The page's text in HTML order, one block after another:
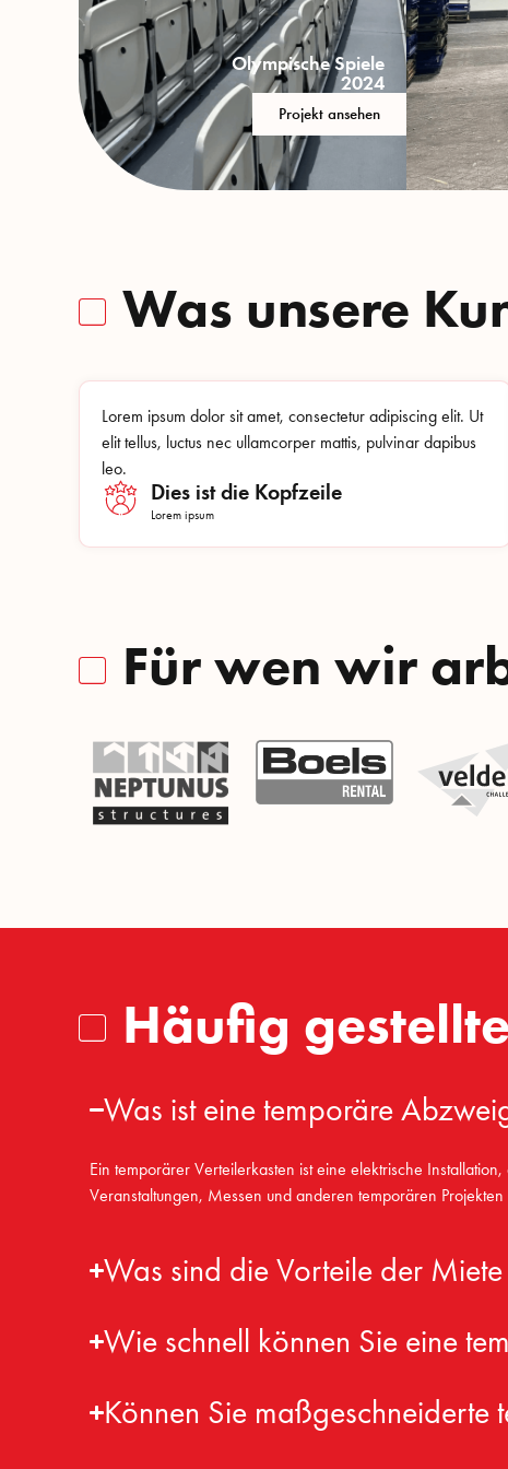
Olympische Spiele
2024
Projekt ansehen
Was unsere
Lorem ipsum dolor sit amet, consectetur adipiscing elit. Ut
elit tellus, luctus nec ullamcorper mattis, pulvinar dapibus
leo.
Dies ist die Kopfzeile
Lorem ipsum
Für wen wir
Häufig
Was ist eine temporäre
Ein temporärer Verteilerkasten ist eine elektrische
Veranstaltungen, Messen und anderen temporären Projekten
Was sind die Vorteile der
Wie schnell können Sie eine
Können Sie maßgeschneiderte